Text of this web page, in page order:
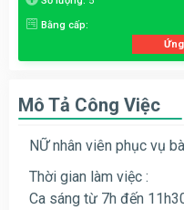
Bằng cấp:
Mô Tả Công Việc
NỮ nhân viên phục vụ
Thời gian làm việc :
Ca sáng từ 7h đến